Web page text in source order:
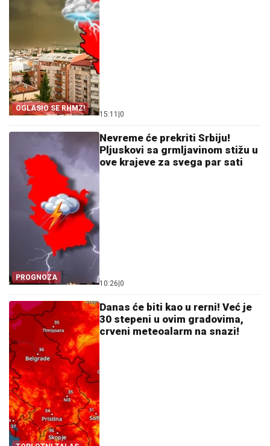
OGLASIO SE RHMZ!
15:11 0
PROGNOZA
Nevreme će prekriti Srbiju!
Pljuskovi sa grmljavinom stižu u
ove krajeve za svega par sati
10:26 0
Danas će biti kao u rerni! Već je
30 stepeni u ovim gradovima,
crveni meteoalarm na snazi!